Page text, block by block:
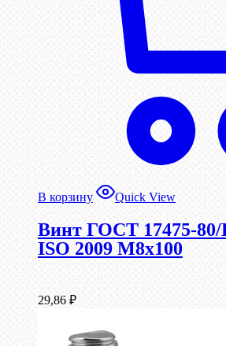
В корзину Quick View
Винт ГОСТ 17475-80/
ISO 2009 М8х100
29,86 ₽